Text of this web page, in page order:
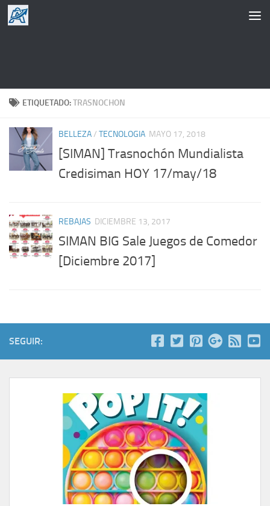
Saltar al contenido
ETIQUETADO:TRASNOCHON
BELLEZA/ TECNOLOGIA MAYO 17, 2018
[SIMAN] Trasnochón Mundialista
Credisiman HOY 17/may/18
REBAJAS DICIEMBRE 13, 2017
SIMAN BIG Sale Juegos de Comedor
[Diciembre 2017]
SEGUIR: